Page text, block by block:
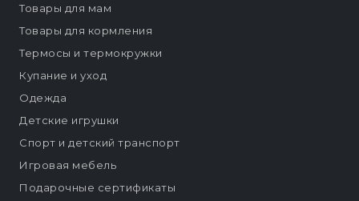
Товары для мам
Товары для кормления
Термосы и термокружки
Купание и уход
Одежда
Детские игрушки
Спорт и детский транспорт
Игровая мебель
Подарочные сертификаты